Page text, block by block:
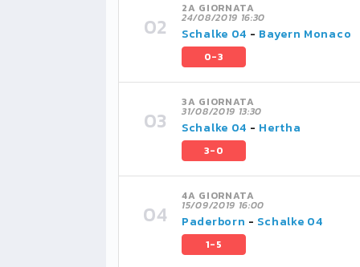
2A GIORNATA
24/08/2019 16:30
Schalke 04 - Bayern Monaco
0-3
3A GIORNATA
31/08/2019 13:30
Schalke 04 - Hertha
3-0
4A GIORNATA
15/09/2019 16:00
Paderborn - Schalke 04
1-5